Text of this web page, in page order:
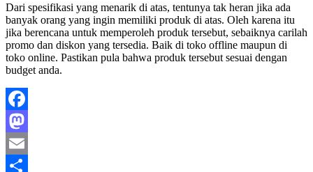
Dari spesifikasi yang menarik di atas, tentunya tak heran jika ada
banyak orang yang ingin memiliki produk di atas. Oleh karena itu
jika berencana untuk memperoleh produk tersebut, sebaiknya carilah
promo dan diskon yang tersedia. Baik di toko offline maupun di
toko online. Pastikan pula bahwa produk tersebut sesuai dengan
budget anda.
Facebook
Mastodon
Email